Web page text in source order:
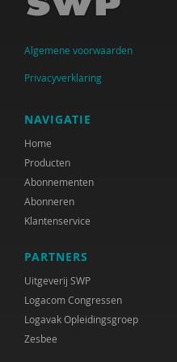
Jolanda Douma
Roelof Hortulanus
Mariëtte van den Hoven
Bea Jongsma
Yildiz Karadag
Ruudje Kea
Algemene voorwaarden
Privacyverklaring
NAVIGATIE
Home
Producten
Abonnementen
Abonneren
Klantenservice
PARTNERS
Uitgeverij SWP
Logacom Congressen
Logavak Opleidingsgroep
Zesbee